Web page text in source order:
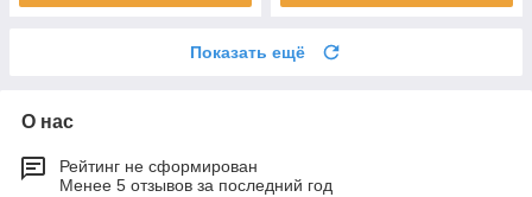
Показать ещё
О нас
Рейтинг не сформирован
Менее 5 отзывов за последний год